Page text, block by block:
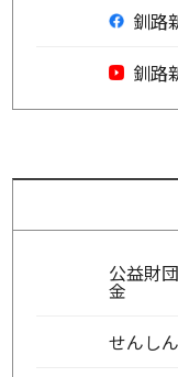
釧路
釧路
公益財
金
せんし